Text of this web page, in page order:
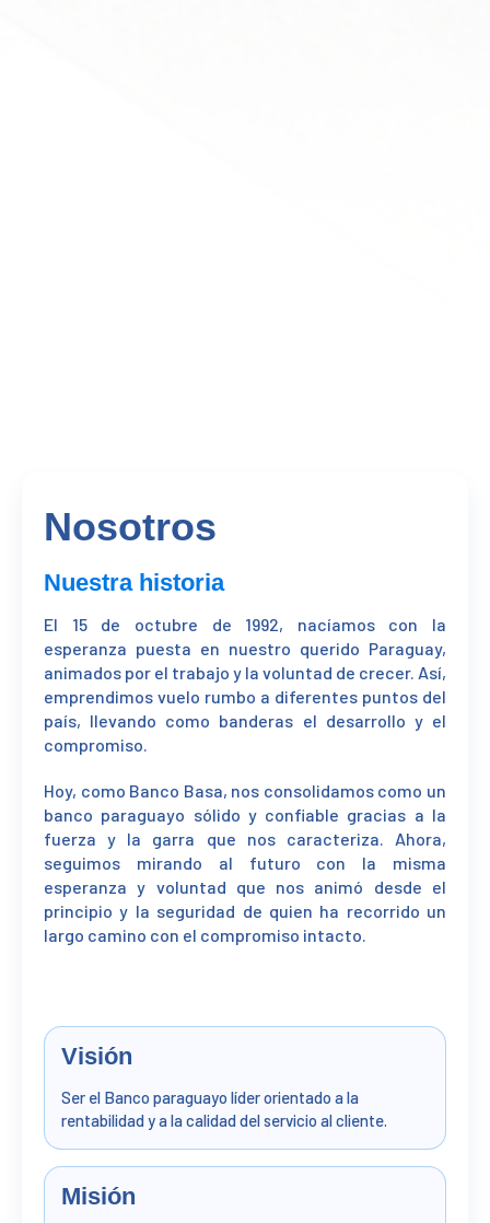
Nosotros
Nuestra historia
El 15 de octubre de 1992, nacíamos con la
esperanza puesta en nuestro querido Paraguay,
animados por el trabajo y la voluntad de crecer. Así,
emprendimos vuelo rumbo a diferentes puntos del
país, llevando como banderas el desarrollo y el
compromiso.
Hoy, como Banco Basa, nos consolidamos como un
banco paraguayo sólido y confiable gracias a la
fuerza y la garra que nos caracteriza. Ahora,
seguimos mirando al futuro con la misma
esperanza y voluntad que nos animó desde el
principio y la seguridad de quien ha recorrido un
largo camino con el compromiso intacto.
Visión
Ser el Banco paraguayo líder orientado a la
rentabilidad y a la calidad del servicio al cliente.
Misión